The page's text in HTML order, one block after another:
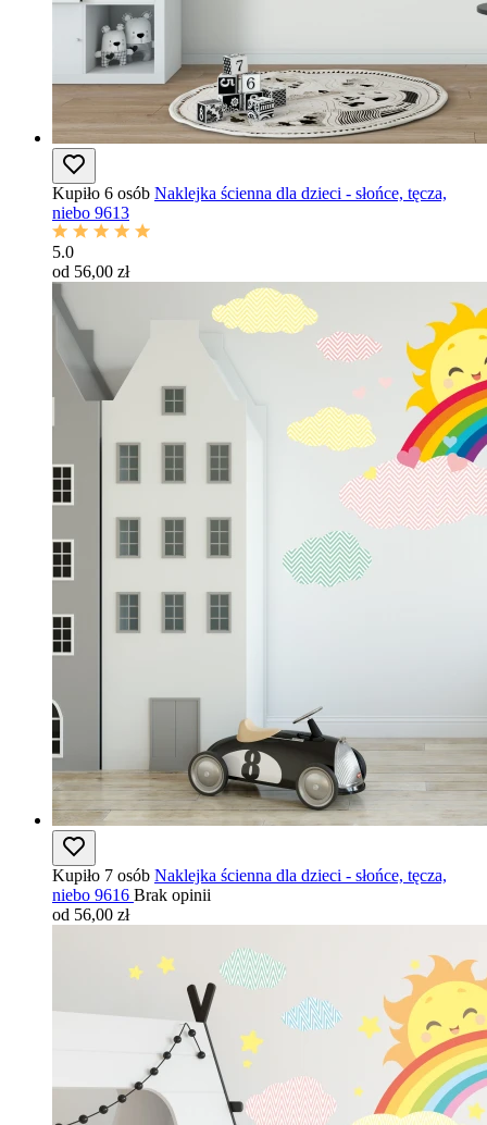
Kupiło 6 osób Naklejka ścienna dla dzieci - słońce, tęcza,
niebo 9613
5.0
od 56,00 zł
Kupiło 7 osób Naklejka ścienna dla dzieci - słońce, tęcza,
niebo 9616 Brak opinii
od 56,00 zł